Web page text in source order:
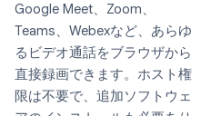
Google Meet、Zoom、
Teams、Webexなど、あらゆ
るビデオ通話をブラウザから
直接録画できます。ホスト権
限は不要で、追加ソフトウェ